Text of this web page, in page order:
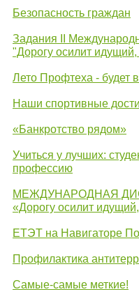
Безопасность граждан
Задания II
"Дорогу осилит
Лето Профтеха - будет
Наши спортивные
«Банкротство рядом»
Учиться у лучших:
профессию
МЕЖДУНАРОДНАЯ
«Дорогу осилит
ЕТЭТ на Навигаторе
Профилактика
Самые-самые меткие!